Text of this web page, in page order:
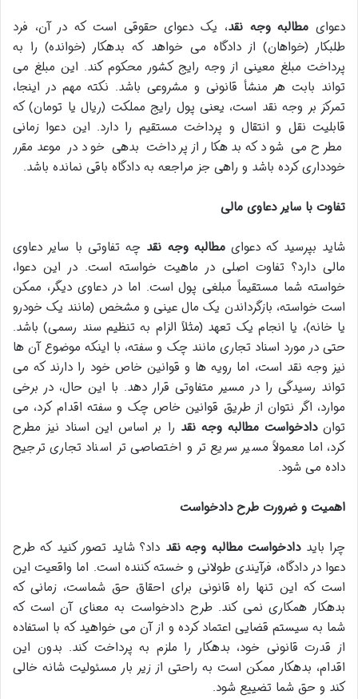
دعوای مطالبه وجه نقد، یک دعوای حقوقی است که در آن، فرد
طلبکار (خواهان) از دادگاه می خواهد که بدهکار (خوانده) را به
پرداخت مبلغ معینی از وجه رایج کشور محکوم کند. این مبلغ می
تواند بابت هر منشأ قانونی و مشروعی باشد. نکته مهم در اینجا،
تمرکز بر وجه نقد است، یعنی پول رایج مملکت (ریال یا تومان) که
قابلیت نقل و انتقال و پرداخت مستقیم را دارد. این دعوا زمانی
مطرح می شود که بدهکار از پرداخت بدهی خود در موعد مقرر
خودداری کرده باشد و راهی جز مراجعه به دادگاه باقی نمانده باشد.
تفاوت با سایر دعاوی مالی
شاید بپرسید که دعوایمطالبه وجه نقد چه تفاوتی با سایر دعاوی
مالی دارد؟ تفاوت اصلی در ماهیت خواسته است. در این دعوا،
خواسته شما مستقیماً مبلغی پول است. اما در دعاوی دیگر، ممکن
است خواسته، بازگرداندن یک مال عینی و مشخص (مانند یک خودرو
یا خانه)، یا انجام یک تعهد (مثلاً الزام به تنظیم سند رسمی) باشد.
حتی در مورد اسناد تجاری مانند چک و سفته، با اینکه موضوع آن ها
نیز وجه نقد است، اما رویه ها و قوانین خاص خود را دارند که می
تواند رسیدگی را در مسیر متفاوتی قرار دهد. با این حال، در برخی
موارد، اگر نتوان از طریق قوانین خاص چک و سفته اقدام کرد، می
تواندادخواست مطالبه وجه نقد را بر اساس این اسناد نیز مطرح
کرد، اما معمولاً مسیر سریع تر و اختصاصی تر اسناد تجاری ترجیح
داده می شود.
اهمیت و ضرورت طرح دادخواست
چرا بایددادخواست مطالبه وجه نقد داد؟ شاید تصور کنید که طرح
دعوا در دادگاه، فرآیندی طولانی و خسته کننده است. اما واقعیت این
است که این تنها راه قانونی برای احقاق حق شماست، زمانی که
بدهکار همکاری نمی کند. طرح دادخواست به معنای آن است که
شما به سیستم قضایی اعتماد کرده و از آن می خواهید که با استفاده
از قدرت قانونی خود، بدهکار را ملزم به پرداخت کند. بدون این
اقدام، بدهکار ممکن است به راحتی از زیر بار مسئولیت شانه خالی
کند و حق شما تضییع شود.